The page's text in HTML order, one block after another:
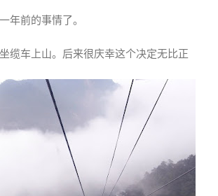
年前的事情了。
缆车上山。后来很庆幸这个决定无比正